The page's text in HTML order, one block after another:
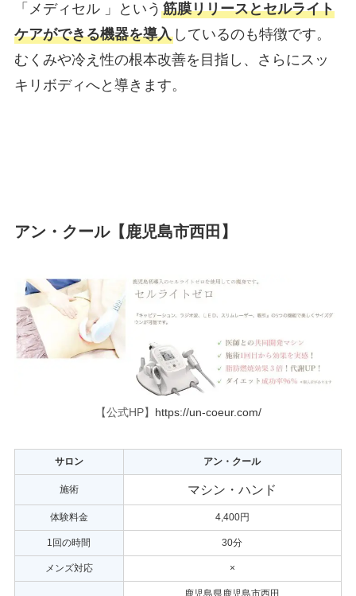
「メディセル 」という 筋膜リリースとセルライト
ケアができる機器を導入しているのも特徴です。
むくみや冷え性の根本改善を目指し、さらにスッ
キリボディへと導きます。
アン・クール【鹿児島市西田】
【公式HP】 https://un-coeur.com/
サロン アン・クール
施術 マシン・ハンド
体験料金 4,400円
1回の時間 30分
メンズ対応 ×